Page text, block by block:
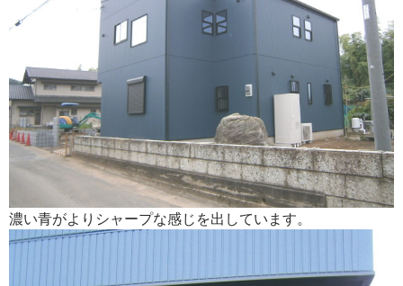
濃い青がよりシャープな感じを出しています。